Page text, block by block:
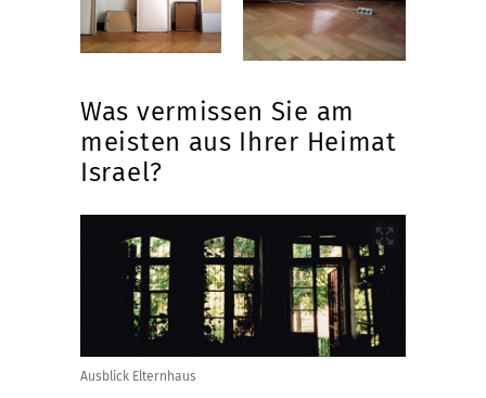
Was vermissen Sie am
meisten aus Ihrer Heimat
Israel?
Ausblick Elternhaus